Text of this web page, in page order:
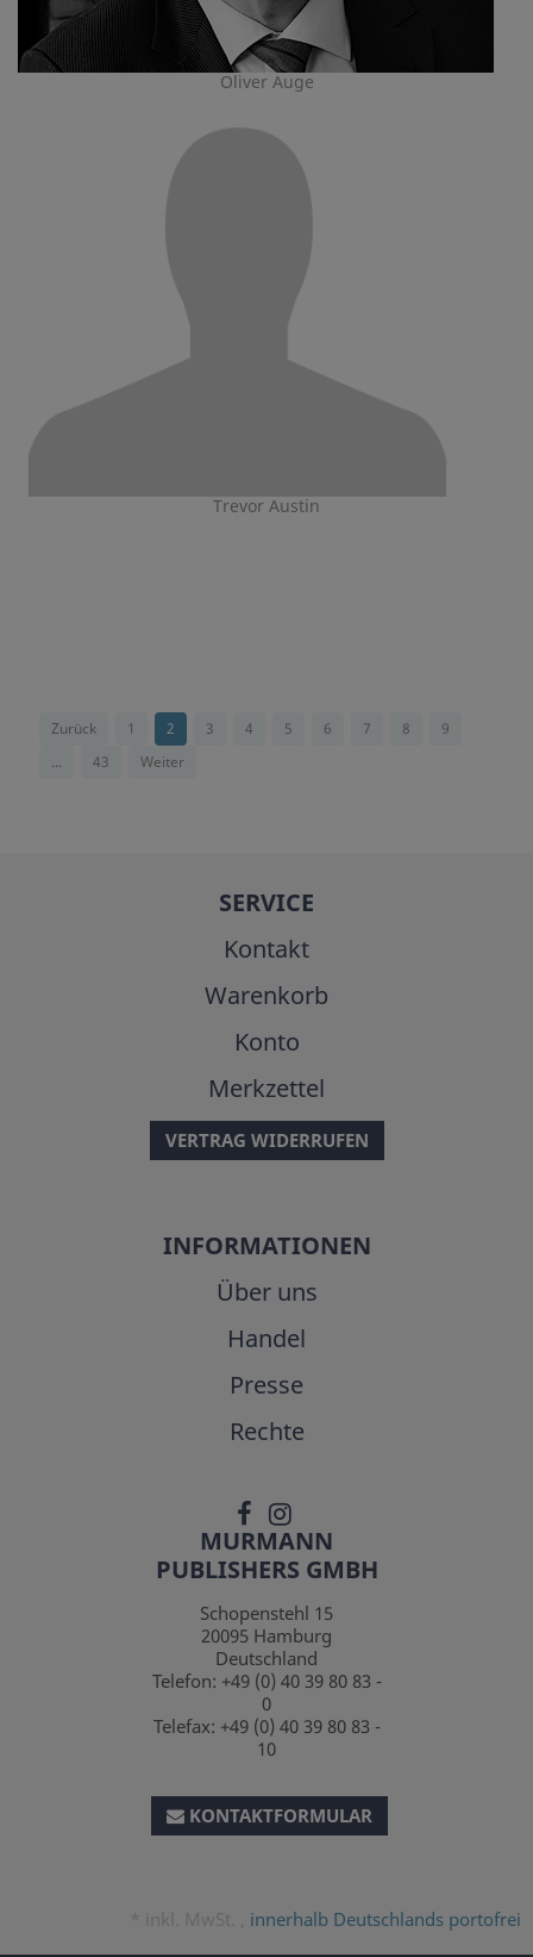
Oliver Auge
Trevor Austin
Zurück 1 2 3 4 5 6 7 8
9
...
43 Weiter
SERVICE
Kontakt
Warenkorb
Konto
Merkzettel
VERTRAG WIDERRUFEN
INFORMATIONEN
Über uns
Handel
Presse
Rechte
MURMANN
PUBLISHERS GMBH
Schopenstehl 15
20095 Hamburg
Deutschland
Telefon: +49 (0) 40 39 80 83 -
0
Telefax: +49 (0) 40 39 80 83 -
10
KONTAKTFORMULAR
innerhalb Deutschlands portofrei